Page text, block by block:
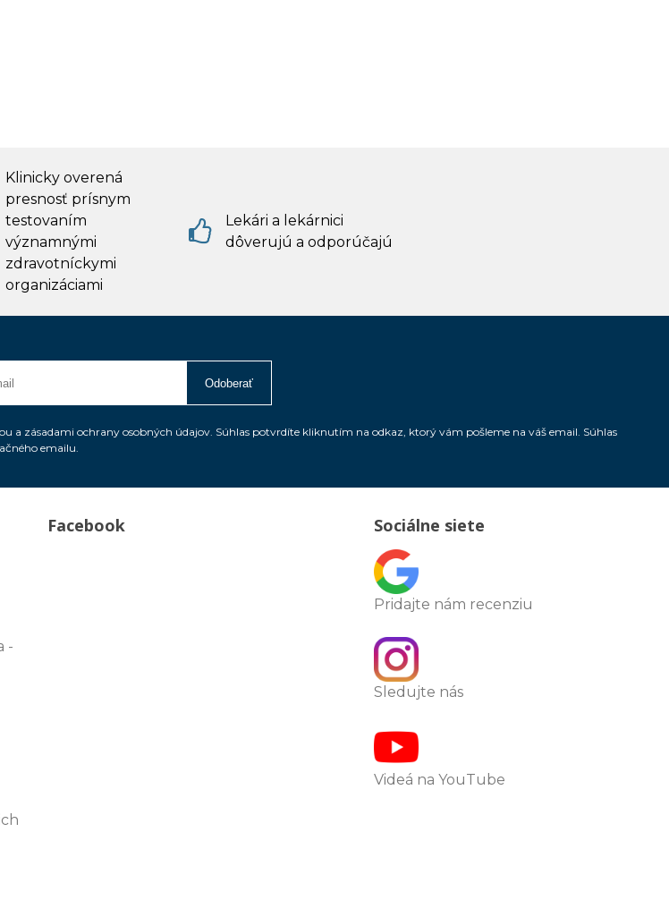
Klinicky overená
presnosť prísnym
testovaním
významnými
zdravotníckymi
organizáciami
Lekári a lekárnici
dôverujú a odporúčajú
Odoberať
a zásadami ochrany osobných údajov. Súhlas potvrdíte kliknutím na odkaz, ktorý vám pošleme na váš email. Súhlas
emailu.
-
Facebook Sociálne siete
Pridajte nám recenziu
Sledujte nás
Videá na YouTube